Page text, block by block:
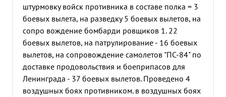
штурмовку войск противника в составе полка = 3
боевых вылета, на разведку 5 боевых вылетов, на
сопро вождение бомбарди ровщиков 1. 22
боевых вылетов, на патрулирование - 16 боевых
вылетов, на сопровождение самолетов "ПС-84" по
доставке продовольствия и боеприпасов для
Ленинграда - 37 боевых вылетов. Проведено 4
воздушных боях противником. в воздушных боях